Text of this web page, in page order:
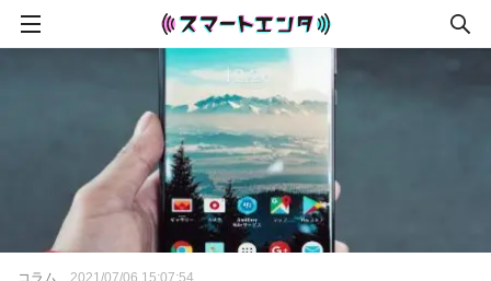
コラム 2021/07/06 15:07:54